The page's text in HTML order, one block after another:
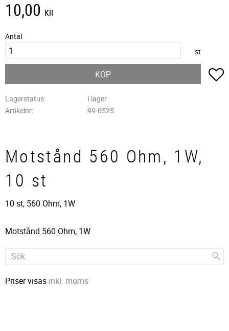
10,00 KR
Antal
st
KÖP
Lagerstatus
I lager
Artikelnr
99-0525
Motstånd 560 Ohm, 1W,
10 st
10 st, 560 Ohm, 1W
Motstånd 560 Ohm, 1W
Priser visas inkl. moms